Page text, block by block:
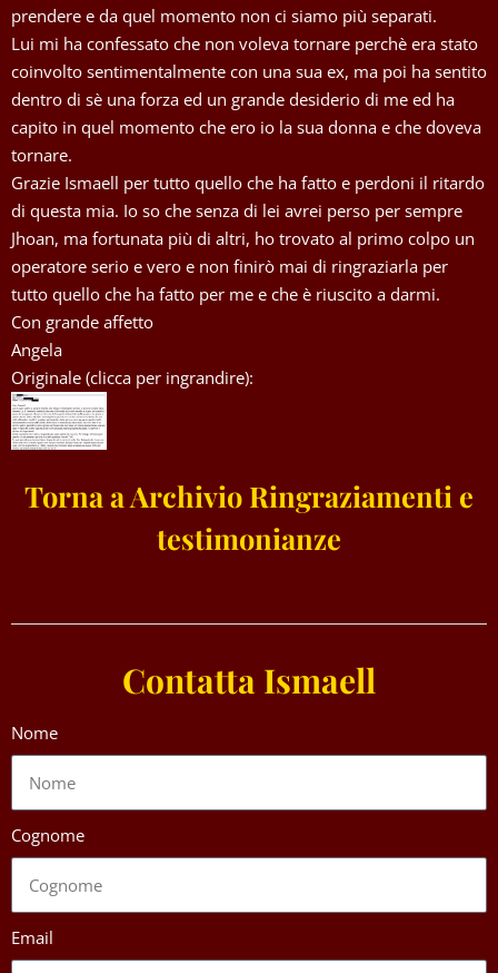
prendere e da quel momento non ci siamo più separati.
Lui mi ha confessato che non voleva tornare perchè era stato
coinvolto sentimentalmente con una sua ex, ma poi ha sentito
dentro di sè una forza ed un grande desiderio di me ed ha
capito in quel momento che ero io la sua donna e che doveva
tornare.
Grazie Ismaell per tutto quello che ha fatto e perdoni il ritardo
di questa mia. Io so che senza di lei avrei perso per sempre
Jhoan, ma fortunata più di altri, ho trovato al primo colpo un
operatore serio e vero e non finirò mai di ringraziarla per
tutto quello che ha fatto per me e che è riuscito a darmi.
Con grande affetto
Angela
Originale (clicca per ingrandire):
Torna a Archivio Ringraziamenti e
testimonianze
Contatta Ismaell
Nome
Cognome
Email